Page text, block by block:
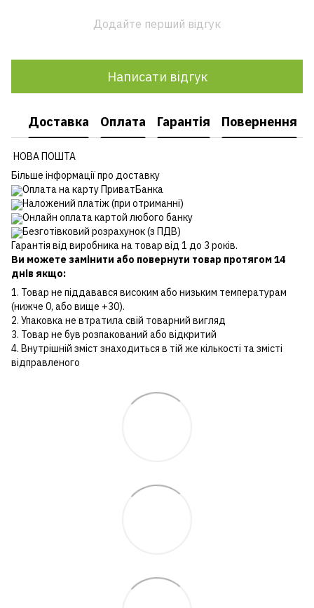
Додайте перший відгук
Написати відгук
Доставка Оплата Гарантія Повернення
НОВА ПОШТА
Більше інформації про доставку
Оплата на карту ПриватБанка
Наложений платіж (при отриманні)
Онлайн оплата картой любого банку
Безготівковий розрахунок (з ПДВ)
Гарантія від виробника на товар від 1 до 3 років.
Ви можете замінити або повернути товар протягом 14
днів якщо:
1. Товар не піддавався високим або низьким температурам
(нижче 0, або вище +30).
2. Упаковка не втратила свій товарний вигляд
3. Товар не був розпакований або відкритий
4. Внутрішній зміст знаходиться в тій же кількості та змісті
відправленого